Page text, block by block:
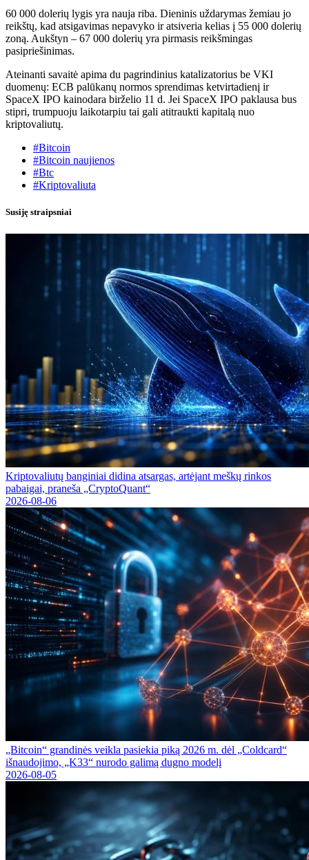
60 000 dolerių lygis yra nauja riba. Dieninis uždarymas žemiau jo
reikštų, kad atsigavimas nepavyko ir atsiveria kelias į 55 000 dolerių
zoną. Aukštyn – 67 000 dolerių yra pirmasis reikšmingas
pasipriešinimas.
Ateinanti savaitė apima du pagrindinius katalizatorius be VKI
duomenų: ECB palūkanų normos sprendimas ketvirtadienį ir
SpaceX IPO kainodara birželio 11 d. Jei SpaceX IPO paklausa bus
stipri, trumpuoju laikotarpiu tai gali atitraukti kapitalą nuo
kriptovaliutų.
#Bitcoin
#Bitcoin naujienos
#Btc
#Kriptovaliuta
Susiję straipsniai
Kriptovaliutų banginiai didina atsargas, artėjant meškų rinkos
pabaigai, praneša „CryptoQuant“
2026-08-06
„Bitcoin“ grandinės veikla pasiekia piką 2026 m. dėl „Coldcard“
išnaudojimo, „K33“ nurodo galimą dugno modelį
2026-08-05